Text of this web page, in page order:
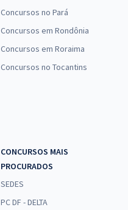
Concursos no Pará
Concursos em Rondônia
Concursos em Roraima
Concursos no Tocantins
CONCURSOS MAIS
PROCURADOS
SEDES
PC DF - DELTA